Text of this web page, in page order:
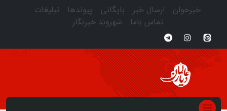
خبرخوان ارسال خبر بایگانی پیوندها
تبلیغات
تماس باما
شهروند خبرنگار